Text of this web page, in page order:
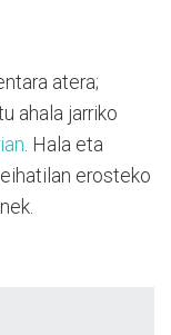
atera;
ahala jarriko
. Hala eta
erosteko